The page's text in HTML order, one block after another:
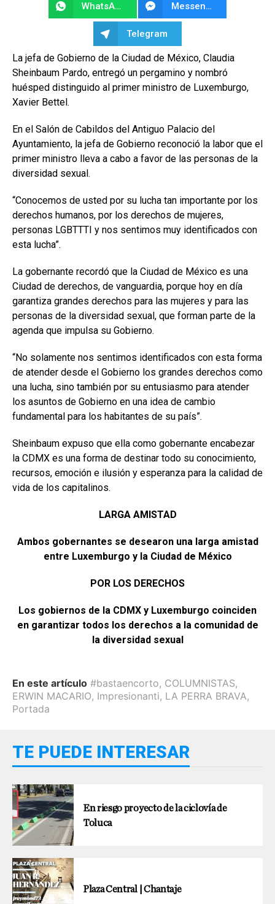
WhatsApp Messenger
Telegram
La jefa de Gobierno de la Ciudad de México, Claudia
Sheinbaum Pardo, entregó un pergamino y nombró
huésped distinguido al primer ministro de Luxemburgo,
Xavier Bettel.
En el Salón de Cabildos del Antiguo Palacio del
Ayuntamiento, la jefa de Gobierno reconoció la labor que el
primer ministro lleva a cabo a favor de las personas de la
diversidad sexual.
“Conocemos de usted por su lucha tan importante por los
derechos humanos, por los derechos de mujeres,
personas LGBTTTI y nos sentimos muy identificados con
esta lucha”.
La gobernante recordó que la Ciudad de México es una
Ciudad de derechos, de vanguardia, porque hoy en día
garantiza grandes derechos para las mujeres y para las
personas de la diversidad sexual, que forman parte de la
agenda que impulsa su Gobierno.
“No solamente nos sentimos identificados con esta forma
de atender desde el Gobierno los grandes derechos como
una lucha, sino también por su entusiasmo para atender
los asuntos de Gobierno en una idea de cambio
fundamental para los habitantes de su país”.
Sheinbaum expuso que ella como gobernante encabezar
la CDMX es una forma de destinar todo su conocimiento,
recursos, emoción e ilusión y esperanza para la calidad de
vida de los capitalinos.
LARGA AMISTAD
Ambos gobernantes se desearon una larga amistad
entre Luxemburgo y la Ciudad de México
POR LOS DERECHOS
Los gobiernos de la CDMX y Luxemburgo coinciden
en garantizar todos los derechos a la comunidad de
la diversidad sexual
En este artículo #bastaencorto, COLUMNISTAS,
ERWIN MACARIO, Impresionanti, LA PERRA BRAVA,
Portada
TE PUEDE INTERESAR
En riesgo proyecto de la ciclovía de
Toluca
Plaza Central | Chantaje